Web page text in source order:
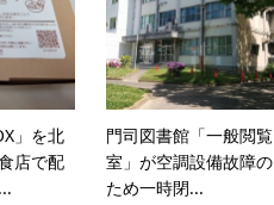
」を北
店で配
門司図書館「一般閲覧
室」が空調設備故障の
ため一時閉...